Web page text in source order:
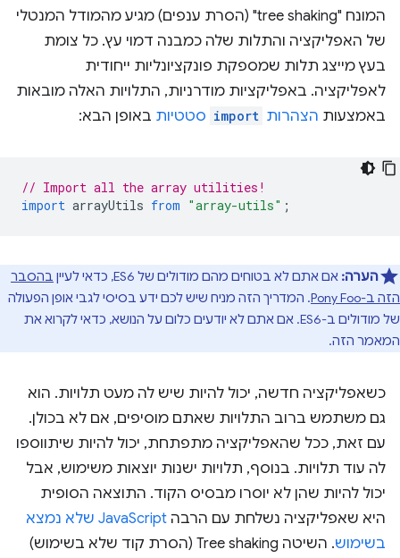
המונח "tree shaking" (הסרת ענפים) מגיע מהמודל המנטלי
של האפליקציה והתלות שלה כמבנה דמוי עץ. כל צומת
בעץ מייצג תלות שמספקת פונקציונליות ייחודית
לאפליקציה. באפליקציות מודרניות, התלויות האלה מובאות
באמצעות הצהרות import סטטיות באופן הבא:
// Import all the array utilities!
import arrayUtils from "array-utils" ;
הערה: אם אתם לא בטוחים מהם מודולים של ES6, כדאי לעיין
בהסבר
הזה ב-Pony Foo
. המדריך הזה מניח שיש לכם ידע בסיסי לגבי אופן הפעולה
של מודולים ב-ES6. אם אתם לא יודעים כלום על הנושא, כדאי לקרוא את
המאמר הזה.
כשאפליקציה חדשה, יכול להיות שיש לה מעט תלויות. הוא
גם משתמש ברוב התלויות שאתם מוסיפים, אם לא בכולן.
עם זאת, ככל שהאפליקציה מתפתחת, יכול להיות שיתווספו
לה עוד תלויות. בנוסף, תלויות ישנות יוצאות משימוש, אבל
יכול להיות שהן לא יוסרו מבסיס הקוד. התוצאה הסופית
היא שאפליקציה נשלחת עם הרבה
JavaScript שלא נמצא
בשימוש
. השיטה Tree shaking (הסרת קוד שלא בשימוש)